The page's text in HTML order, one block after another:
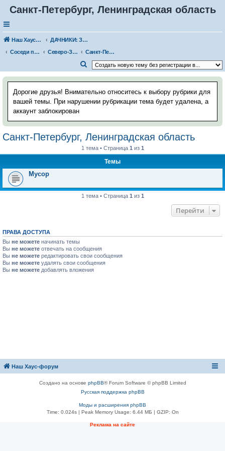
Санкт-Петербург, Ленинградская область
Наш Хаус-форум
ДАЧНИКИ: ЗНАКОМСТВА, ВСТРЕЧИ. РАССКАЗЫ О ДАЧЕ
Соседи по даче
Северо-Западный федеральный округ
Санкт-Петербург, Ленинградская область
о
с
Дорогие друзья! Внимательно относитесь к выбору рубрики для
вашей темы. При нарушении рубрикации тема будет удалена, а
аккаунт заблокирован
Санкт-Петербург, Ленинградская область
1 тема • Страница 1 из 1
Темы
Мусор
1 тема • Страница 1 из 1
Перейти
ПРАВА ДОСТУПА
Вы не можете начинать темы
Вы не можете отвечать на сообщения
Вы не можете редактировать свои сообщения
Вы не можете удалять свои сообщения
Вы не можете добавлять вложения
Наш Хаус-форум
Создано на основе phpBB® Forum Software © phpBB Limited
Русская поддержка phpBB
Моды и расширения phpBB
Time: 0.024s| Peak Memory Usage: 6.44 МБ | GZIP: On
Реклама на сайте